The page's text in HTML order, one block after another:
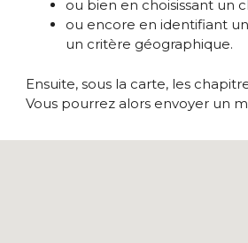
ou bien en choisissant un
ou encore en identifiant
un critère géographique.
Ensuite, sous la carte, les
Vous pourrez alors envoyer un